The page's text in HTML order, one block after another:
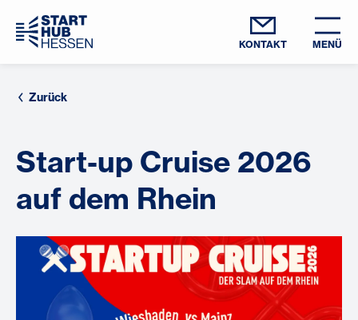
KONTAKT MENÜ
Zurück
Start-up Cruise 2026
auf dem Rhein